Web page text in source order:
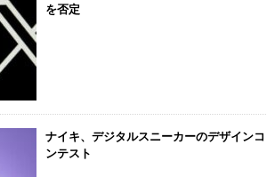
を否定
ナイキ、デジタルスニーカーのデザインコ
ンテスト